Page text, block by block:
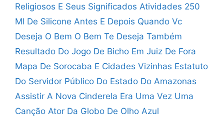
Religiosos E Seus Significados Atividades 250
Ml De Silicone Antes E Depois Quando Vc
Deseja O Bem O Bem Te Deseja Também
Resultado Do Jogo De Bicho Em Juiz De Fora
Mapa De Sorocaba E Cidades Vizinhas Estatuto
Do Servidor Público Do Estado Do Amazonas
Assistir A Nova Cinderela Era Uma Vez Uma
Canção Ator Da Globo De Olho Azul